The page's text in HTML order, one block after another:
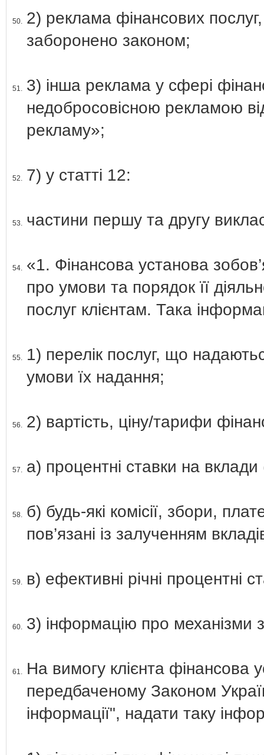
50. 2) реклама фінансових
заборонено законом;
51. 3) інша реклама у сфері
недобросовісною рекламою
рекламу»;
52. 7) у статті 12:
53. частини першу та другу
54. «1. Фінансова установа
про умови та порядок її
послуг клієнтам. Така
55.
1) перелік послуг, що
умови їх надання;
56. 2) вартість, ціну/тарифи
57. а) процентні ставки на
58. б) будь-які комісії, збори,
пов’язані із залученням
59. в) ефективні річні процентні
60. 3) інформацію про механізми
61.
На вимогу клієнта фінансова
передбаченому Законом
інформації", надати таку